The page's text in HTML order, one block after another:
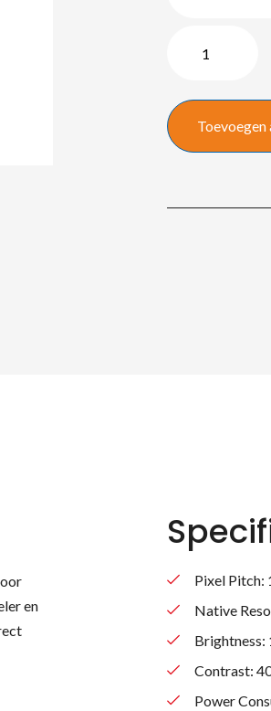
digitale
poster
1.5mm
en
Pixel Pitch:
Native
Brightness:
Contrast:
Power